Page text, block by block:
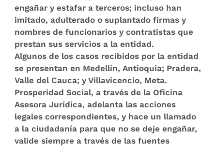
engañar y estafar a terceros; incluso han
imitado, adulterado o suplantado firmas y
nombres de funcionarios y contratistas que
prestan sus servicios a la entidad.
Algunos de los casos recibidos por la entidad
se presentan en Medellín, Antioquia; Pradera,
Valle del Cauca; y Villavicencio, Meta.
Prosperidad Social, a través de la Oficina
Asesora Jurídica, adelanta las acciones
legales correspondientes, y hace un llamado
a la ciudadanía para que no se deje engañar,
valide siempre a través de las fuentes